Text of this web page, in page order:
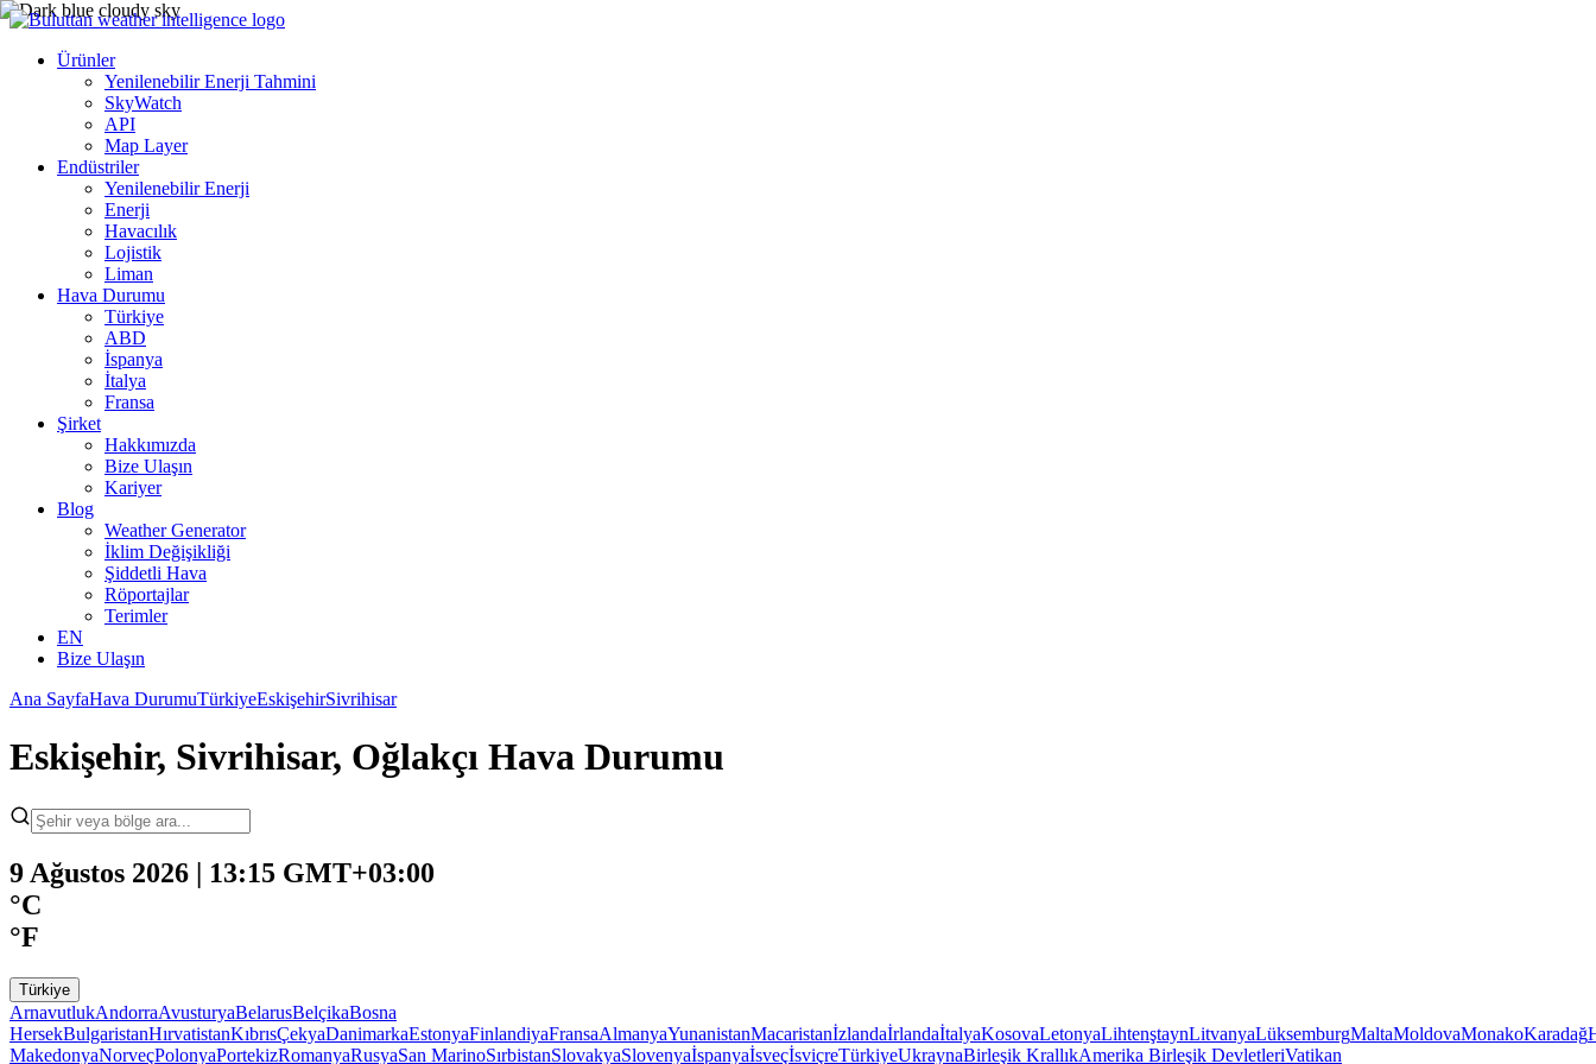
Ürünler
Yenilenebilir Enerji Tahmini
SkyWatch
API
Map Layer
Endüstriler
Yenilenebilir Enerji
Enerji
Havacılık
Lojistik
Liman
Hava Durumu
Türkiye
ABD
İspanya
İtalya
Fransa
Şirket
Hakkımızda
Bize Ulaşın
Kariyer
Blog
Weather Generator
İklim Değişikliği
Şiddetli Hava
Röportajlar
Terimler
EN
Bize Ulaşın
Ana SayfaHava DurumuTürkiyeEskişehirSivrihisar
Eskişehir, Sivrihisar, Oğlakçı Hava Durumu
9 Ağustos 2026 | 13:15 GMT+03:00
°C
°F
Türkiye
ArnavutlukAndorraAvusturyaBelarusBelçikaBosna
HersekBulgaristanHırvatistanKıbrısÇekyaDanimarkaEstonyaFinlandiyaFransaAlmanyaYunanistanMacaristanİzlandaİrlandaİtalyaKosovaLetonyaLihtenştaynLitvanyaLüksemburgMaltaMoldovaMonakoKaradağ
MakedonyaNorveçPolonyaPortekizRomanyaRusyaSan MarinoSırbistanSlovakyaSlovenyaİspanyaİsveçİsviçreTürkiyeUkraynaBirleşik KrallıkAmerika Birleşik DevletleriVatikan